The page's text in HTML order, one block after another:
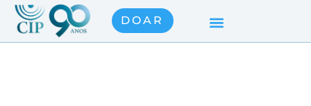
DOAR